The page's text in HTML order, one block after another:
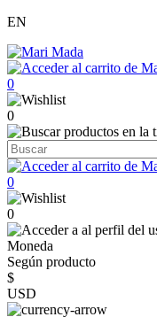
EN
0
0
0
0
Moneda
Según producto
$
USD